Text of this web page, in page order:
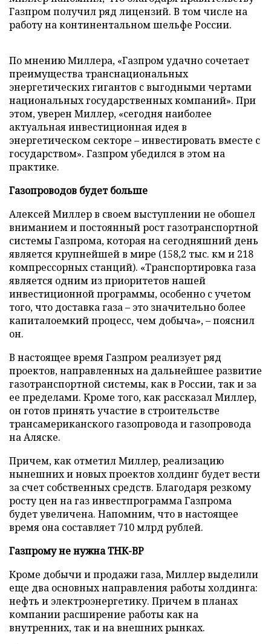
Газпром получил ряд лицензий. В том числе на
работу на континентальном шельфе России.
По мнению Миллера, «Газпром удачно сочетает
преимущества транснациональных
энергетических гигантов с выгодными чертами
национальных государственных компаний». При
этом, уверен Миллер, «сегодня наиболее
актуальная инвестиционная идея в
энергетическом секторе – инвестировать вместе с
государством». Газпром убедился в этом на
практике.
Газопроводов будет больше
Алексей Миллер в своем выступлении не обошел
вниманием и постоянный рост газотранспортной
системы Газпрома, которая на сегодняшний день
является крупнейшей в мире (158,2 тыс. км и 218
компрессорных станций). «Транспортировка газа
является одним из приоритетов нашей
инвестиционной программы, особенно с учетом
того, что доставка газа – это значительно более
капиталоемкий процесс, чем добыча», – пояснил
он.
В настоящее время Газпром реализует ряд
проектов, направленных на дальнейшее развитие
газотранспортной системы, как в России, так и за
ее пределами. Кроме того, как рассказал Миллер,
он готов принять участие в строительстве
трансамериканского газопровода и газопровода
на Аляске.
Причем, как отметил Миллер, реализацию
нынешних и новых проектов холдинг будет вести
за счет собственных средств. Благодаря резкому
росту цен на газ инвестпрограмма Газпрома
будет увеличена. Напомним, что в настоящее
время она составляет 710 млрд рублей.
Газпрому не нужна ТНК-ВР
Кроме добычи и продажи газа, Миллер выделили
еще два основных направления работы холдинга:
нефть и электроэнергетику. Причем в планах
компании расширение работы как на
внутренних, так и на внешних рынках.